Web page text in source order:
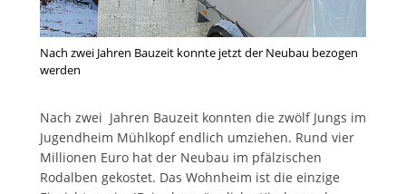
Nach zwei Jahren Bauzeit konnte jetzt der Neubau bezogen
werden
Nach zwei Jahren Bauzeit konnten die zwölf Jungs im
Jugendheim Mühlkopf endlich umziehen. Rund vier
Millionen Euro hat der Neubau im pfälzischen
Rodalben gekostet. Das Wohnheim ist die einzige